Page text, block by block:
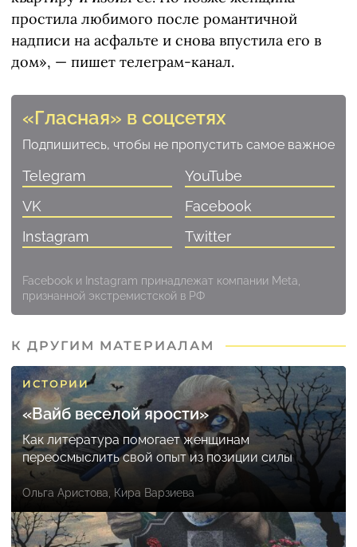
простила любимого после романтичной
надписи на асфальте и снова впустила его в
дом», — пишет телеграм-канал.
«Гласная» в соцсетях
Подпишитесь, чтобы не пропустить самое важное
Telegram
YouTube
VK
Facebook
Instagram
Twitter
Facebook и Instagram принадлежат компании Meta,
признанной экстремистской в РФ
К ДРУГИМ МАТЕРИАЛАМ
ИСТОРИИ
«Вайб веселой ярости»
Как литература помогает женщинам
переосмыслить свой опыт из позиции силы
Ольга Аристова Кира Варзиева